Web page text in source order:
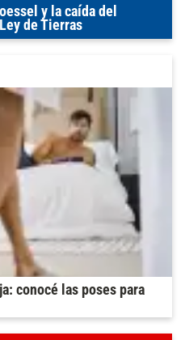
y la caída del
de Tierras
conocé las poses para